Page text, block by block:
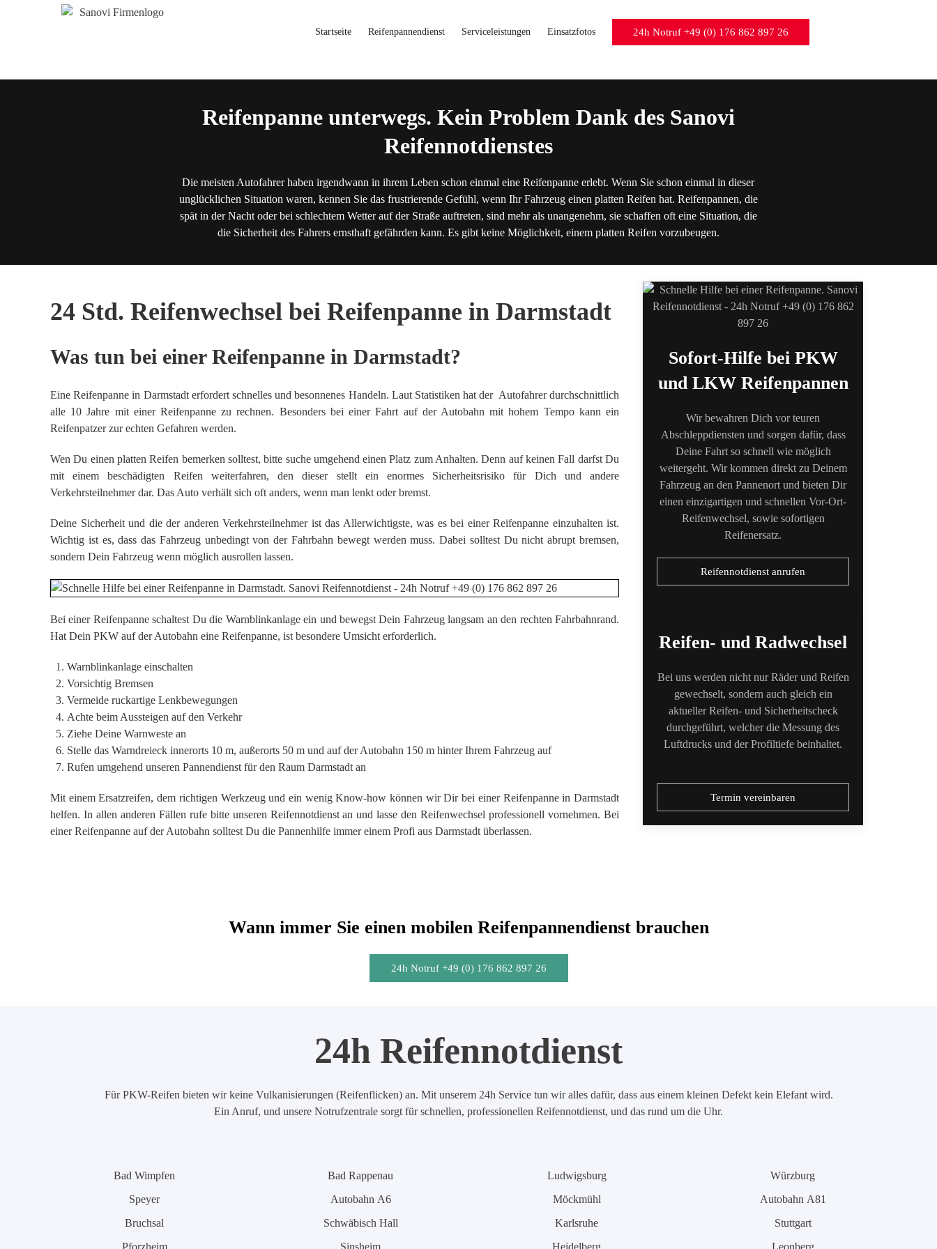
Startseite Reifenpannendienst Serviceleistungen Einsatzfotos 24h Notruf +49 (0) 176 862 897 26
Reifenpanne unterwegs. Kein Problem Dank des Sanovi
Reifennotdienstes
Die meisten Autofahrer haben irgendwann in ihrem Leben schon einmal eine Reifenpanne erlebt. Wenn Sie schon einmal in dieser
unglücklichen Situation waren, kennen Sie das frustrierende Gefühl, wenn Ihr Fahrzeug einen platten Reifen hat. Reifenpannen, die
spät in der Nacht oder bei schlechtem Wetter auf der Straße auftreten, sind mehr als unangenehm, sie schaffen oft eine Situation, die
die Sicherheit des Fahrers ernsthaft gefährden kann. Es gibt keine Möglichkeit, einem platten Reifen vorzubeugen.
24 Std. Reifenwechsel bei Reifenpanne in Darmstadt
Was tun bei einer Reifenpanne in Darmstadt?
Eine Reifenpanne in Darmstadt erfordert schnelles und besonnenes Handeln. Laut Statistiken hat der Autofahrer durchschnittlich
alle 10 Jahre mit einer Reifenpanne zu rechnen. Besonders bei einer Fahrt auf der Autobahn mit hohem Tempo kann ein
Reifenpatzer zur echten Gefahren werden.
Wen Du einen platten Reifen bemerken solltest, bitte suche umgehend einen Platz zum Anhalten. Denn auf keinen Fall darfst Du
mit einem beschädigten Reifen weiterfahren, den dieser stellt ein enormes Sicherheitsrisiko für Dich und andere
Verkehrsteilnehmer dar. Das Auto verhält sich oft anders, wenn man lenkt oder bremst.
Deine Sicherheit und die der anderen Verkehrsteilnehmer ist das Allerwichtigste, was es bei einer Reifenpanne einzuhalten ist.
Wichtig ist es, dass das Fahrzeug unbedingt von der Fahrbahn bewegt werden muss. Dabei solltest Du nicht abrupt bremsen,
sondern Dein Fahrzeug wenn möglich ausrollen lassen.
Bei einer Reifenpanne schaltest Du die Warnblinkanlage ein und bewegst Dein Fahrzeug langsam an den rechten Fahrbahnrand.
Hat Dein PKW auf der Autobahn eine Reifenpanne, ist besondere Umsicht erforderlich.
Warnblinkanlage einschalten
Vorsichtig Bremsen
Vermeide ruckartige Lenkbewegungen
Achte beim Aussteigen auf den Verkehr
Ziehe Deine Warnweste an
Stelle das Warndreieck innerorts 10 m, außerorts 50 m und auf der Autobahn 150 m hinter Ihrem Fahrzeug auf
Rufen umgehend unseren Pannendienst für den Raum Darmstadt an
Mit einem Ersatzreifen, dem richtigen Werkzeug und ein wenig Know-how können wir Dir bei einer Reifenpanne in Darmstadt
helfen. In allen anderen Fällen rufe bitte unseren Reifennotdienst an und lasse den Reifenwechsel professionell vornehmen. Bei
einer Reifenpanne auf der Autobahn solltest Du die Pannenhilfe immer einem Profi aus Darmstadt überlassen.
Sofort-Hilfe bei PKW
und LKW Reifenpannen
Wir bewahren Dich vor teuren
Abschleppdiensten und sorgen dafür, dass
Deine Fahrt so schnell wie möglich
weitergeht. Wir kommen direkt zu Deinem
Fahrzeug an den Pannenort und bieten Dir
einen einzigartigen und schnellen Vor-Ort-
Reifenwechsel, sowie sofortigen
Reifenersatz.
Reifennotdienst anrufen
Reifen- und Radwechsel
Bei uns werden nicht nur Räder und Reifen
gewechselt, sondern auch gleich ein
aktueller Reifen- und Sicherheitscheck
durchgeführt, welcher die Messung des
Luftdrucks und der Profiltiefe beinhaltet.
Termin vereinbaren
Wann immer Sie einen mobilen Reifenpannendienst brauchen
24h Notruf +49 (0) 176 862 897 26
24h Reifennotdienst
Für PKW-Reifen bieten wir keine Vulkanisierungen (Reifenflicken) an. Mit unserem 24h Service tun wir alles dafür, dass aus einem kleinen Defekt kein Elefant wird.
Ein Anruf, und unsere Notrufzentrale sorgt für schnellen, professionellen Reifennotdienst, und das rund um die Uhr.
Bad Wimpfen
Speyer
Bruchsal
Bad Rappenau
Autobahn A6
Schwäbisch Hall
Ludwigsburg
Möckmühl
Karlsruhe
Würzburg
Autobahn A81
Stuttgart